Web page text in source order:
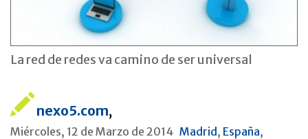
La red de redes va camino de ser universal
nexo5.com,
Miércoles, 12 de Marzo de 2014 Madrid, España,